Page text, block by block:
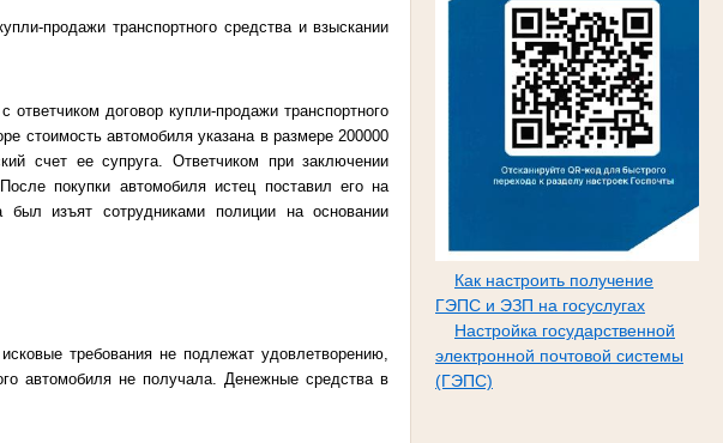
Как настроить получение
ГЭПС и ЭЗП на госуслугах
Настройка государственной
электронной почтовой системы
(ГЭПС)
продажи транспортного средства и взыскании
договор купли-продажи транспортного
стоимость автомобиля указана в размере 200000
счет ее супруга. Ответчиком при заключении
покупки автомобиля истец поставил его на
изъят сотрудниками полиции на основании
требования не подлежат удовлетворению,
автомобиля не получала. Денежные средства в